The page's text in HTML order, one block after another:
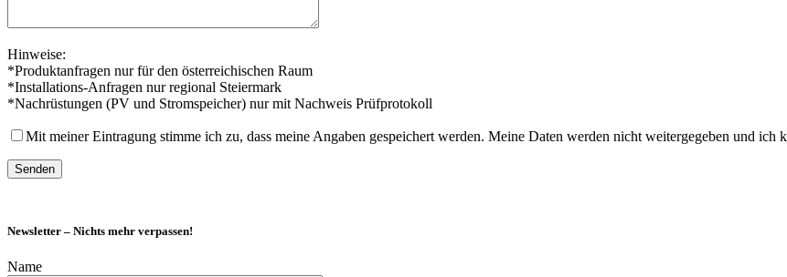
Hinweise:
*Produktanfragen nur für den österreichischen Raum
*Installations-Anfragen nur regional Steiermark
*Nachrüstungen (PV und Stromspeicher) nur mit Nachweis Prüfprotokoll
Mit meiner Eintragung stimme ich zu, dass meine Angaben gespeichert werden. Meine Daten werden nicht weitergegeben und ich
Newsletter – Nichts mehr verpassen!
Name